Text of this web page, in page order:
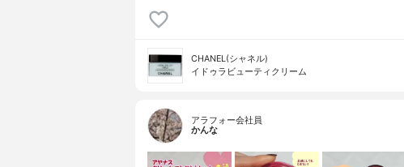
CHANEL(シャネル)
イドゥラビューティクリーム
アラフォー会社員
かんな